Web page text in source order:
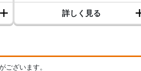
ざいます。
詳しく見る